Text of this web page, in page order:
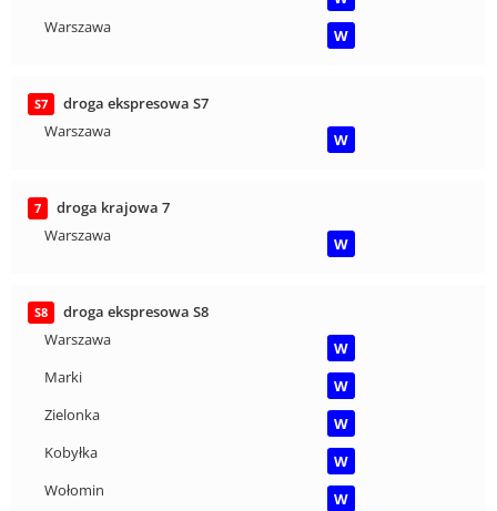
Warszawa
W
S7
droga ekspresowa S7
Warszawa
W
7
droga krajowa 7
Warszawa
W
S8
droga ekspresowa S8
Warszawa
W
Marki
W
Zielonka
W
Kobyłka
W
Wołomin
W